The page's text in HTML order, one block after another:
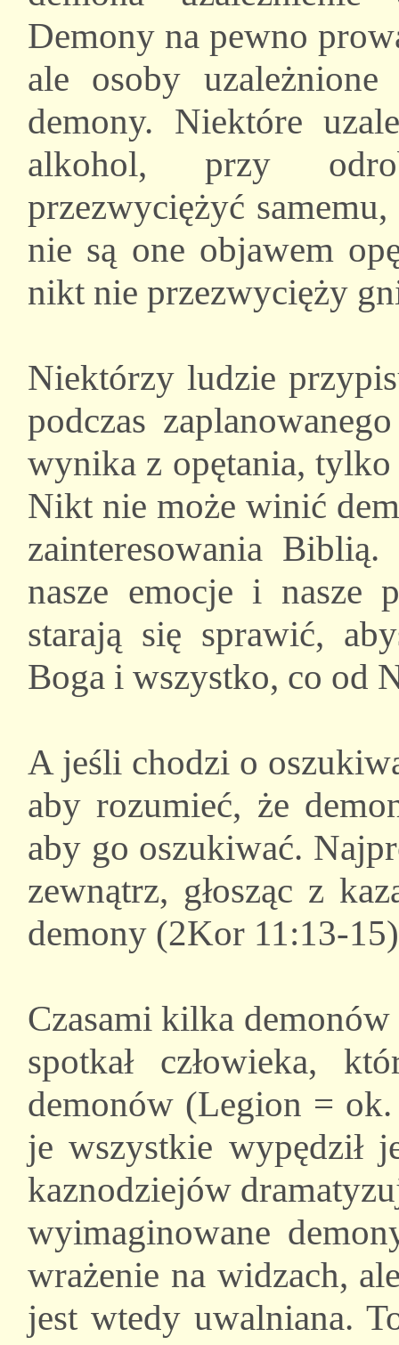
Demony na pewno
ale osoby
demony. Niektóre
alkohol, przy
przezwyciężyć
nie są one objawem
nikt nie przezwycięży
Niektórzy ludzie
podczas
wynika z opętania,
Nikt nie może winić
zainteresowania
nasze emocje i nasze
starają się sprawić,
Boga i wszystko, co od
A jeśli chodzi o
aby rozumieć, że
aby go oszukiwać.
zewnątrz, głosząc z
demony (2Kor 11:13-
Czasami kilka demonów
spotkał człowieka,
demonów (Legion =
je wszystkie wypędził
kaznodziejów
wyimaginowane
wrażenie na widzach,
jest wtedy uwalniana.